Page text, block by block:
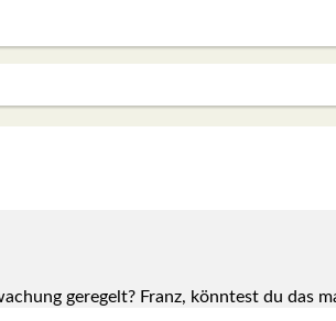
gere­gelt? Franz, könn­test du das